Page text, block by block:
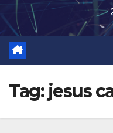
Tag: jesus